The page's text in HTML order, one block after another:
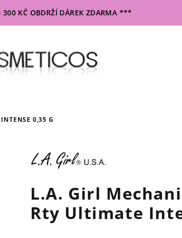
KČ OBDRŽÍ DÁREK ZDARMA ***
0,35 G
L.A. Girl
Rty Ultimate